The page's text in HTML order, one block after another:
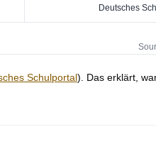
Deutsches
Schulportal). Das erklärt,